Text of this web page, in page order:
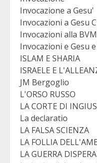
Invocazione a Gesu'
Invocazioni a Gesu
Invocazioni alla
Invocazioni e Gesu
ISLAM E SHARIA
ISRAELE E
JM Bergoglio
L'ORSO RUSSO
LA CORTE DI
La declaratio
LA FALSA SCIENZA
LA FOLLIA
LA GUERRA